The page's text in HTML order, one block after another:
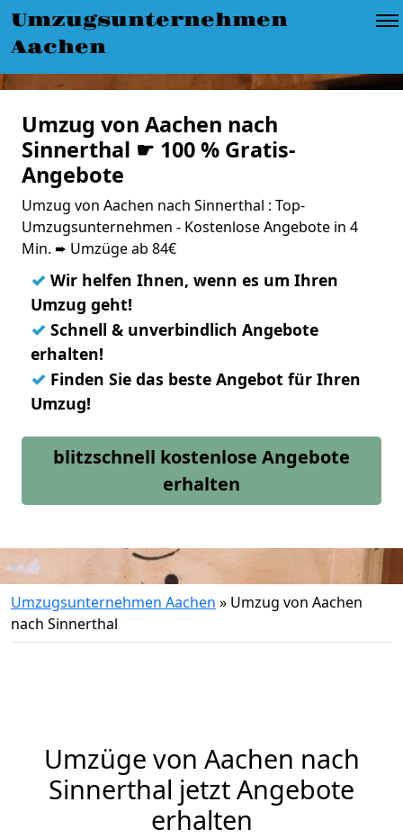
Umzugsunternehmen
Aachen
Umzug von Aachen nach
Sinnerthal ☛ 100 % Gratis-
Angebote
Umzug von Aachen nach Sinnerthal : Top-
Umzugsunternehmen - Kostenlose Angebote in 4
Min. ➨ Umzüge ab 84€
✓ Wir helfen Ihnen, wenn es um Ihren
Umzug geht!
✓ Schnell & unverbindlich Angebote
erhalten!
✓ Finden Sie das beste Angebot für Ihren
Umzug!
blitzschnell kostenlose Angebote
erhalten
Umzugsunternehmen Aachen » Umzug von Aachen
nach Sinnerthal
Umzüge von Aachen nach
Sinnerthal jetzt Angebote
erhalten